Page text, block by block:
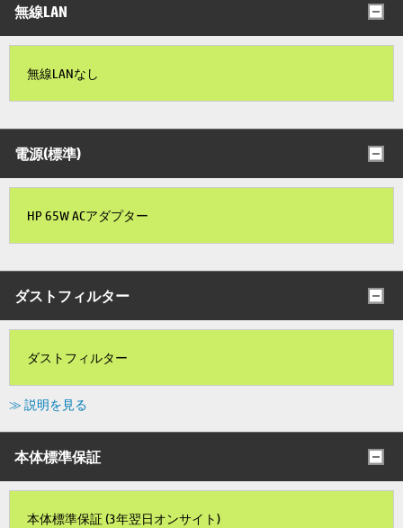
無線LAN
無線LANなし
電源(標準)
HP 65W ACアダプター
ダストフィルター
ダストフィルター
≫ 説明を見る
本体標準保証
本体標準保証 (3年翌日オンサイト)